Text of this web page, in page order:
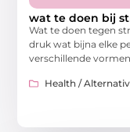
wat te doen bij
Wat te doen tegen
druk wat bijna elke
verschillende vormen
Health /